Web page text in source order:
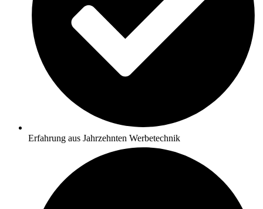
Erfahrung aus Jahrzehnten Werbetechnik